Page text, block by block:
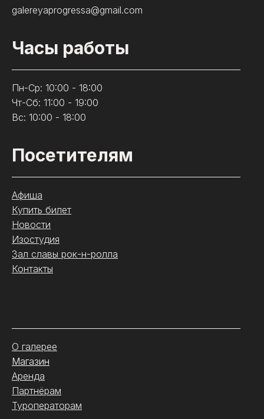
galereyaprogressa@gmail.com
Часы работы
Пн-Ср: 10:00 - 18:00
Чт-Сб: 11:00 - 19:00
Вс: 10:00 - 18:00
Посетителям
Афиша
Купить билет
Новости
Изостудия
Зал славы рок-н-ролла
Контакты
О галерее
Магазин
Аренда
Партнёрам
Туроператорам